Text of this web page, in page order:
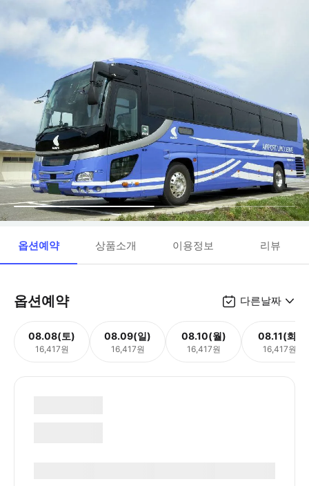
옵션예약 상품소개 이용정보 리뷰
옵션예약 다른날짜
08.08(토)
16,417원
08.09(일)
16,417원
08.10(월)
16,417원
08.11(화)
16,417원